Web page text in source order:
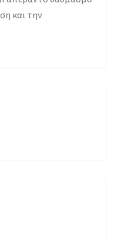
και την